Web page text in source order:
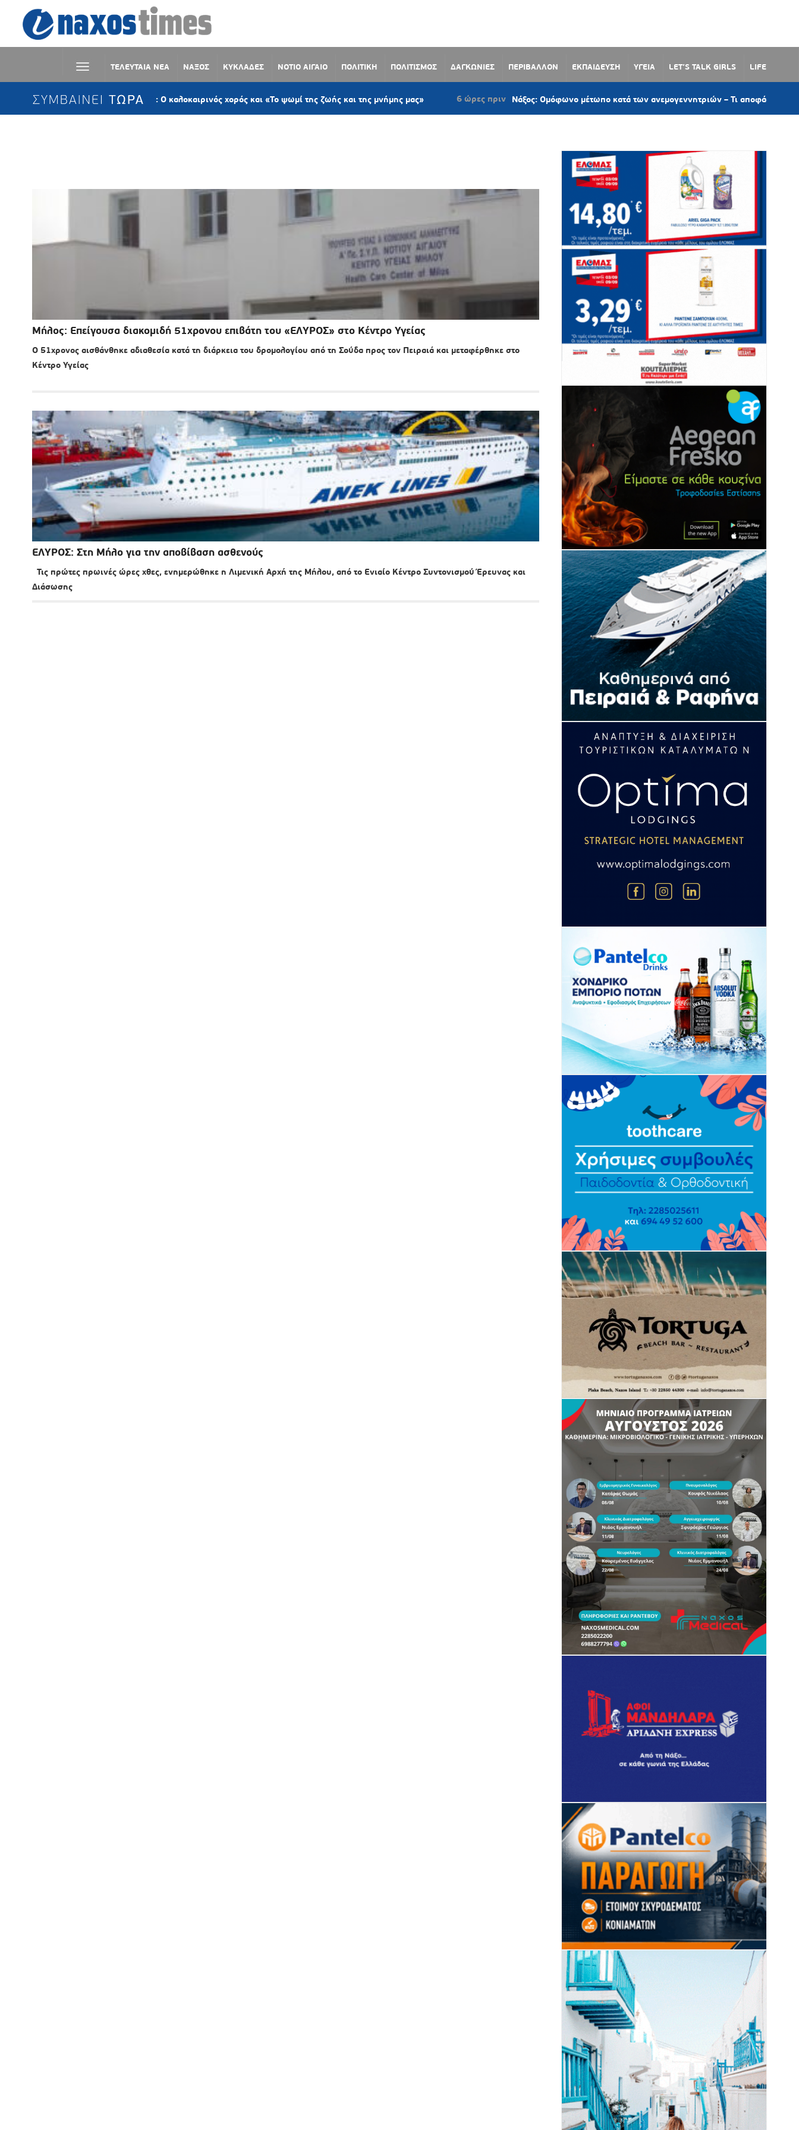
ΤΕΛΕΥΤΑΙΑ ΝΕΑ ΝΑΞΟΣ ΚΥΚΛΑΔΕΣ ΝΟΤΙΟ ΑΙΓΑΙΟ ΠΟΛΙΤΙΚΗ ΠΟΛΙΤΙΣΜΟΣ ΔΑΓΚΩΝΙΕΣ ΠΕΡΙΒΑΛΛΟΝ ΕΚΠΑΙΔΕΥΣΗ ΥΓΕΙΑ LET’S TALK GIRLS LIFE
ΣΥΜΒΑΙΝΕΙ ΤΩΡΑ
Κωμιακή Νάξου: Ο καλοκαιρινός χορός και «Το ψωμί της ζωής και της μνήμης μας» 6 ώρες πριν Νάξος: Ομόφωνο μέτωπο κατά των ανεμογεννητριών – Τι αποφάσισε το
Μήλος: Επείγουσα διακομιδή 51χρονου επιβάτη του «ΕΛΥΡΟΣ» στο Κέντρο Υγείας
Ο 51χρονος αισθάνθηκε αδιαθεσία κατά τη διάρκεια του δρομολογίου από τη Σούδα προς τον Πειραιά και μεταφέρθηκε στο
Κέντρο Υγείας
ΕΛΥΡΟΣ: Στη Μήλο για την αποβίβαση ασθενούς
Τις πρώτες πρωινές ώρες χθες, ενημερώθηκε η Λιμενική Αρχή της Μήλου, από το Ενιαίο Κέντρο Συντονισμού Έρευνας και
Διάσωσης